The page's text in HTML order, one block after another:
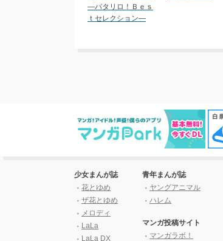
―パタリロ！Ｂｅｓ
ｔセレクション―
少女まんが誌
花とゆめ
ザ花とゆめ
メロディ
LaLa
LaLa DX
青年まんが誌
ヤングアニマル
ハレム
マンガ投稿サイト
マンガラボ！